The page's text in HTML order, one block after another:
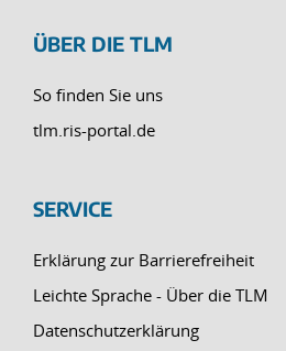
ÜBER DIE TLM
So finden Sie uns
tlm.ris-portal.de
SERVICE
Erklärung zur Barrierefreiheit
Leichte Sprache - Über die TLM
Datenschutzerklärung